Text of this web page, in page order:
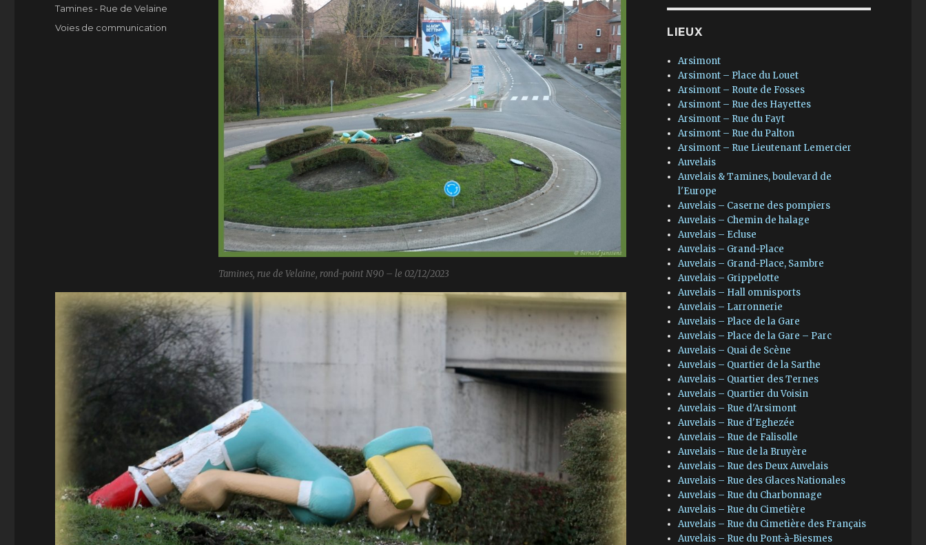
Tamines, rue de Velaine, rond-point N90 – le 02/12/2023
le
Catégories
Tamines - Rue de Velaine
Étiquettes
Voies de communication LIEUX
Arsimont
Arsimont – Place du Louet
Arsimont – Route de Fosses
Arsimont – Rue des Hayettes
Arsimont – Rue du Fayt
Arsimont – Rue du Palton
Arsimont – Rue Lieutenant Lemercier
Auvelais
Auvelais & Tamines, boulevard de
l'Europe
Auvelais – Caserne des pompiers
Auvelais – Chemin de halage
Auvelais – Ecluse
Auvelais – Grand-Place
Auvelais – Grand-Place, Sambre
Auvelais – Grippelotte
Auvelais – Hall omnisports
Auvelais – Larronnerie
Auvelais – Place de la Gare
Auvelais – Place de la Gare – Parc
Auvelais – Quai de Scène
Auvelais – Quartier de la Sarthe
Auvelais – Quartier des Ternes
Auvelais – Quartier du Voisin
Auvelais – Rue d'Arsimont
Auvelais – Rue d'Eghezée
Auvelais – Rue de Falisolle
Auvelais – Rue de la Bruyère
Auvelais – Rue des Deux Auvelais
Auvelais – Rue des Glaces Nationales
Auvelais – Rue du Charbonnage
Auvelais – Rue du Cimetière
Auvelais – Rue du Cimetière des Français
Auvelais – Rue du Pont-à-Biesmes